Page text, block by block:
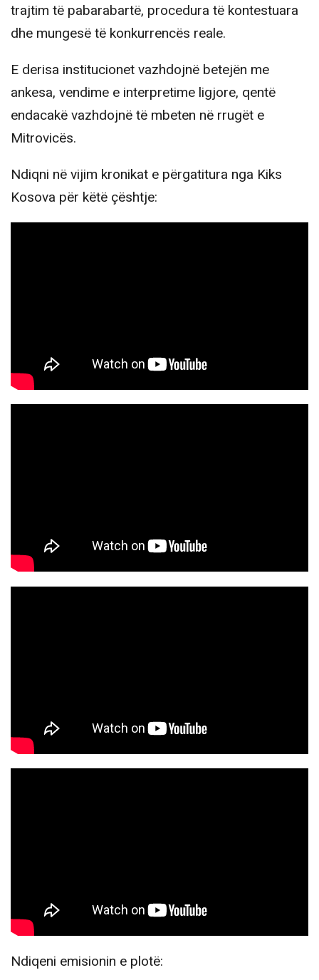
trajtim të pabarabartë, procedura të kontestuara
dhe mungesë të konkurrencës reale.
E derisa institucionet vazhdojnë betejën me
ankesa, vendime e interpretime ligjore, qentë
endacakë vazhdojnë të mbeten në rrugët e
Mitrovicës.
Ndiqni në vijim kronikat e përgatitura nga Kiks
Kosova për këtë çështje:
Ndiqeni emisionin e plotë: